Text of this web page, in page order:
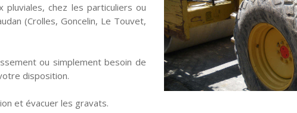
chez les particuliers ou
(Crolles, Goncelin, Le Touvet,
ou simplement besoin de
disposition.
et évacuer les gravats.